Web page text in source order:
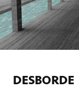
DESBORDE